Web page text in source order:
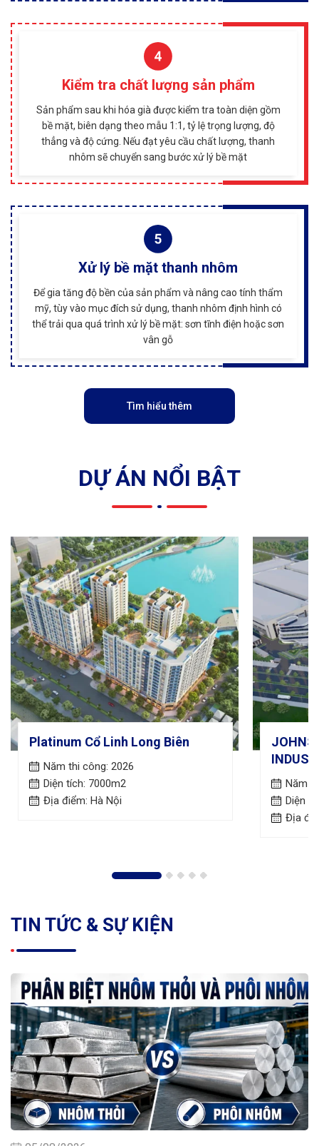
Kiểm tra chất lượng sản phẩm
Sản phẩm sau khi hóa già được kiểm tra toàn diện gồm
bề mặt, biên dạng theo mẫu 1:1, tỷ lệ trọng lượng, độ
thẳng và độ cứng. Nếu đạt yêu cầu chất lượng, thanh
nhôm sẽ chuyển sang bước xử lý bề mặt
Xử lý bề mặt thanh nhôm
Để gia tăng độ bền của sản phẩm và nâng cao tính thẩm
mỹ, tùy vào mục đích sử dụng, thanh nhôm định hình có
thể trải qua quá trình xử lý bề mặt: sơn tĩnh điện hoặc sơn
vân gỗ
Tìm hiểu thêm
DỰ ÁN NỔI BẬT
Platinum Cổ Linh Long Biên
Năm thi công: 2026
Diện tích: 7000m2
Địa điểm: Hà Nội
Năm
Diện
Địa
TIN TỨC & SỰ KIỆN